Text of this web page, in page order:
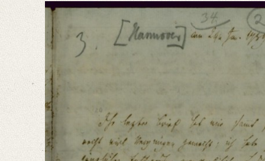
Bibliography: Fiebiger, Otto: Briefe an August Wilhelm Schlegel. In:
Incipit: „[1] [Hannover] am 24. Jan. 1789.
Ihr letzter Brief hat mir sammt seiner poetischen Einlage recht viel
Provider: Dresden, Sächsische Landesbibliothek - Staats- und
OAI Id: DE-611-38970
Classification Number: Mscr.Dresd.e.90,XIX,Bd.1,Nr.20
Number of Pages: 4 S. auf Doppelbl., hs. m. U.
Format: 23,1 x 18,8 cm
Language